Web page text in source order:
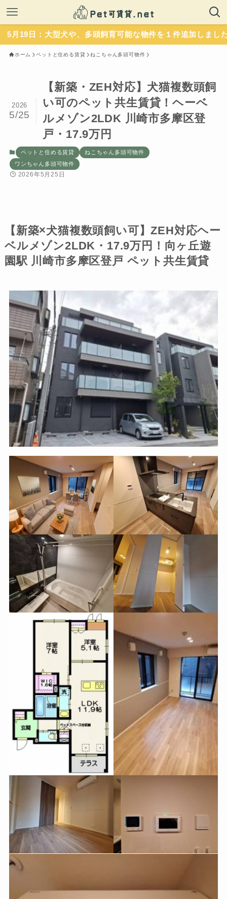
大型犬や、多頭飼育可能な物件を１件追加しました。いず
ホーム ペットと住める賃貸 ねこちゃん多頭可物件
【新築・ZEH対応】犬猫複数頭飼
い可のペット共生賃貸！ヘーベ
ルメゾン2LDK 川崎市多摩区登
戸・17.9万円
2026
5/25
ペットと住める賃貸
ねこちゃん多頭可物件
ワンちゃん多頭可物件
2026年5月25日
【新築×犬猫複数頭飼い可】ZEH対応ヘー
ベルメゾン2LDK・17.9万円！向ヶ丘遊
園駅 川崎市多摩区登戸 ペット共生賃貸